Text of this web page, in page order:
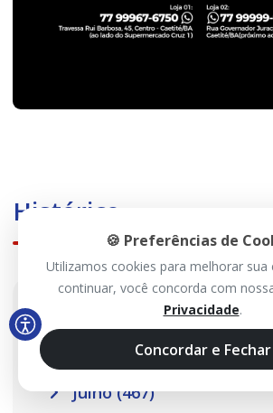
Histórico
2026
Agosto (99)
Julho (467)
🍪 Preferências de
Utilizamos cookies para melhorar sua
continuar, você concorda com
Privacidade.
Concordar e Fechar